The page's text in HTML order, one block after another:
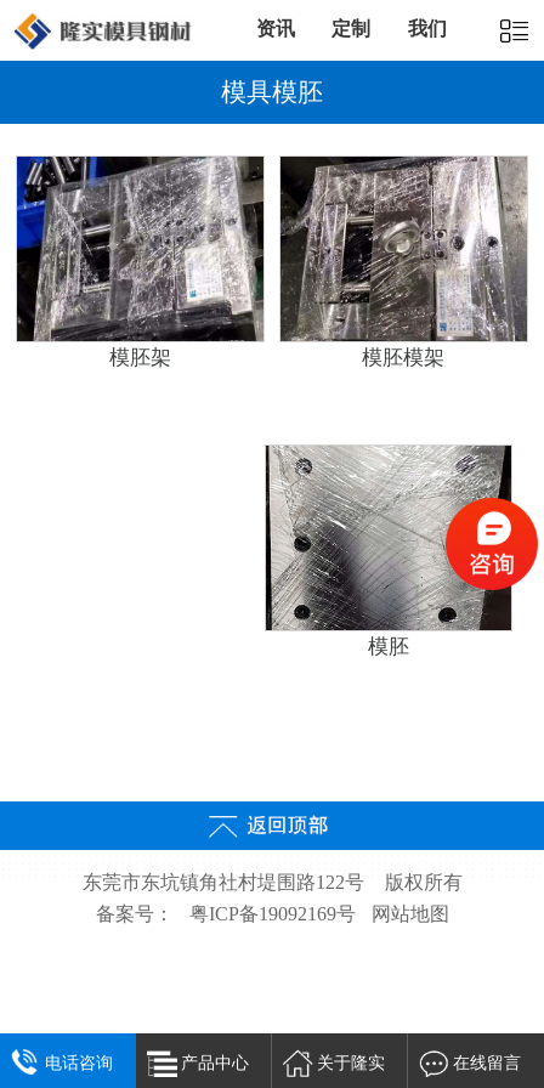
资讯 定制 我们
模具模胚
模胚架 模胚模架
模胚
东莞市东坑镇角社村堤围路122号
版权所有
备案号：
粤ICP备19092169号 网站地图
电话咨询 产品中心 关于隆实 在线留言